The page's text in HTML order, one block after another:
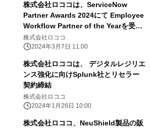
株式会社ロココは、ServiceNow
Partner Awards 2024にて Employee
Workflow Partner of the Yearを受賞
しました！
株式会社ロココ
2024年3月7日 11:00
株式会社ロココは、 デジタルレジリエ
ンス強化に向けSplunk社とリセラー
契約締結
株式会社ロココ
2024年1月26日 10:00
株式会社ロココ、NeuShield製品の販